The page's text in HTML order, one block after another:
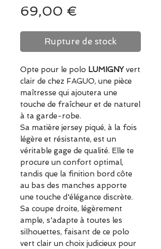
69,00 €
Rupture de stock
Opte pour le polo LUMIGNYvert
clair de chez FAGUO, une pièce
maîtresse qui ajoutera une
touche de fraîcheur et de naturel
à ta garde-robe.
Sa matière jersey piqué, à la fois
légère et résistante, est un
véritable gage de qualité. Elle te
procure un confort optimal,
tandis que la finition bord côte
au bas des manches apporte
une touche d'élégance discrète.
Sa coupe droite, légèrement
ample, s'adapte à toutes les
silhouettes, faisant de ce polo
vert clair un choix judicieux pour